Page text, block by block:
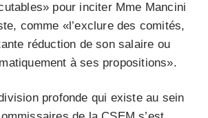
pour inciter Mme Mancini
comme «l’exclure des comités,
réduction de son salaire ou
à ses propositions».
profonde qui existe au sein